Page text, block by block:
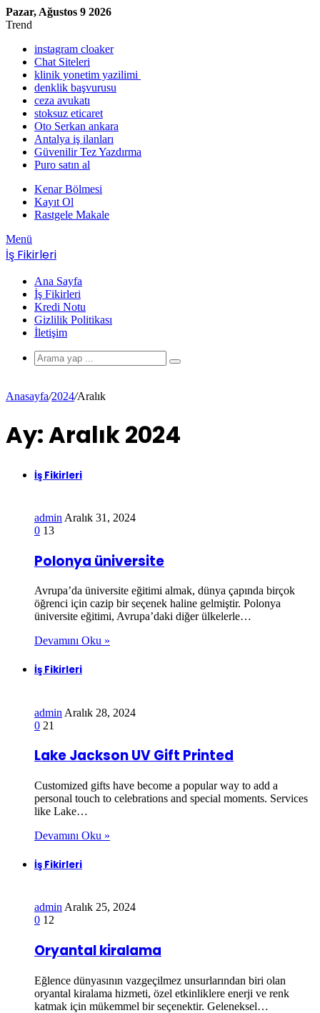
Pazar, Ağustos 9 2026
Trend
instagram cloaker
Chat Siteleri
klinik yonetim yazilimi
denklik başvurusu
ceza avukatı
stoksuz eticaret
Oto Serkan ankara
Antalya iş ilanları
Güvenilir Tez Yazdırma
Puro satın al
Kenar Bölmesi
Kayıt Ol
Rastgele Makale
Menü
İş Fikirleri
Ana Sayfa
İş Fikirleri
Kredi Notu
Gizlilik Politikası
İletişim
Anasayfa/2024/Aralık
Ay:Aralık 2024
İş Fikirleri
admin Aralık 31, 2024
0 13
Polonya üniversite
Avrupa’da üniversite eğitimi almak, dünya çapında birçok
öğrenci için cazip bir seçenek haline gelmiştir. Polonya
üniversite eğitimi, Avrupa’daki diğer ülkelerle…
Devamını Oku »
İş Fikirleri
admin Aralık 28, 2024
0 21
Lake Jackson UV Gift Printed
Customized gifts have become a popular way to add a
personal touch to celebrations and special moments. Services
like Lake…
Devamını Oku »
İş Fikirleri
admin Aralık 25, 2024
0 12
Oryantal kiralama
Eğlence dünyasının vazgeçilmez unsurlarından biri olan
oryantal kiralama hizmeti, özel etkinliklere enerji ve renk
katmak için mükemmel bir seçenektir. Geleneksel…